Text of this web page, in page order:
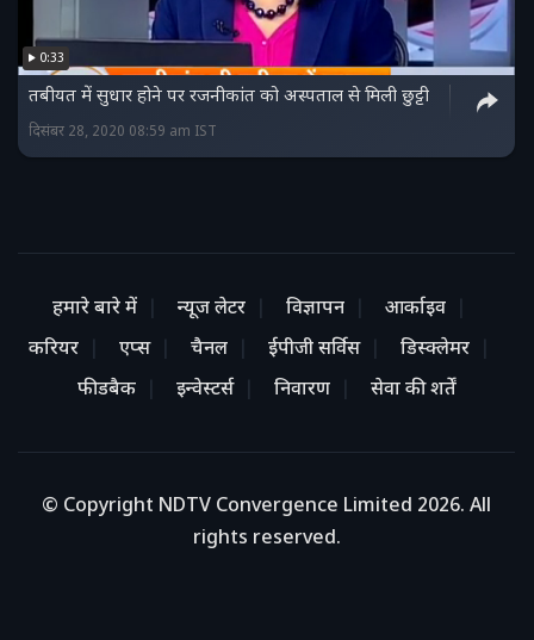
0:33
तबीयत में सुधार होने पर रजनीकांत को अस्पताल से मिली छुट्टी
दिसंबर 28, 2020 08:59 am IST
हमारे बारे में न्यूज लेटर विज्ञापन
आर्काइव
करियर
एप्स चैनल ईपीजी सर्विस
डिस्क्लेमर
फीडबैक
इन्वेस्टर्स निवारण सेवा की शर्तें
© Copyright NDTV Convergence Limited 2026. All
rights reserved.